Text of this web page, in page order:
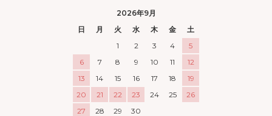
2026年9月
日
月 火 水 木 金
土
1
2 3 4
5
6
7 8 9 10 11
12
13
14 15 16 17 18
19
20
21 22 23 24 25
26
27
28 29 30